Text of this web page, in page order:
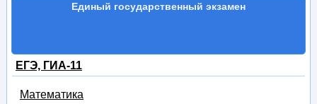
Единый государственный экзамен
ЕГЭ, ГИА-11
Математика